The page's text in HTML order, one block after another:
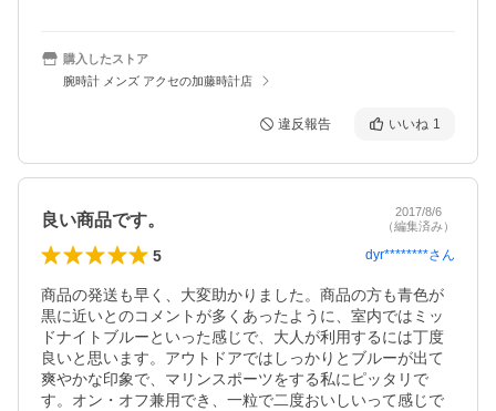
購入したストア
腕時計 メンズ アクセの加藤時計店
違反報告 いいね 1
良い商品です。
2017/8/6
（編集済み）
5 dyr********さん
商品の発送も早く、大変助かりました。商品の方も青色が
黒に近いとのコメントが多くあったように、室内ではミッ
ドナイトブルーといった感じで、大人が利用するには丁度
良いと思います。アウトドアではしっかりとブルーが出て
爽やかな印象で、マリンスポーツをする私にピッタリで
す。オン・オフ兼用でき、一粒で二度おいしいって感じで